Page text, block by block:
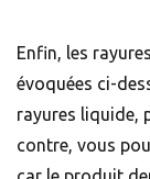
Enfin, les
évoquées ci-
rayures liquide,
contre, vous